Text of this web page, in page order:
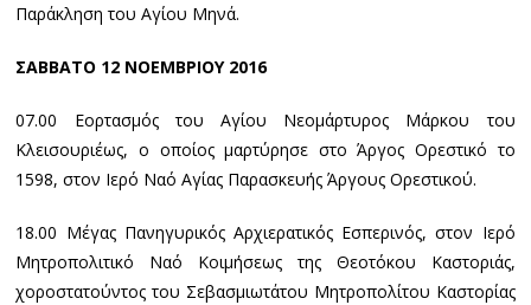
Παράκληση του Αγίου Μηνά.
ΣΑΒΒΑΤΟ 12 ΝΟΕΜΒΡΙΟΥ 2016
07.00 Εορτασμός του Αγίου Νεομάρτυρος Μάρκου του
Κλεισουριέως, ο οποίος μαρτύρησε στο Άργος Ορεστικό το
1598, στον Ιερό Ναό Αγίας Παρασκευής Άργους Ορεστικού.
18.00 Μέγας Πανηγυρικός Αρχιερατικός Εσπερινός, στον Ιερό
Μητροπολιτικό Ναό Κοιμήσεως της Θεοτόκου Καστοριάς,
χοροστατούντος του Σεβασμιωτάτου Μητροπολίτου Καστορίας